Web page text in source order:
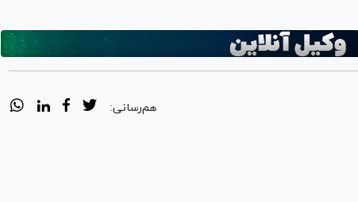
هم‌رسانی: